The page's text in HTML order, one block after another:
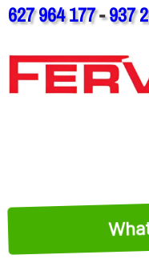
627 964 177-937